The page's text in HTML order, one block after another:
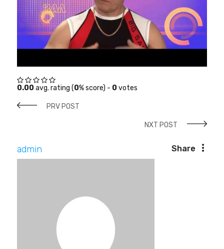
0.00 avg. rating (0% score) - 0 votes
PRV POST
NXT POST
Share
admin